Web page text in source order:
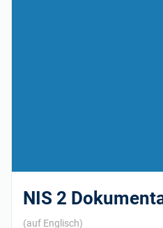
NIS 2
(auf Englisch)